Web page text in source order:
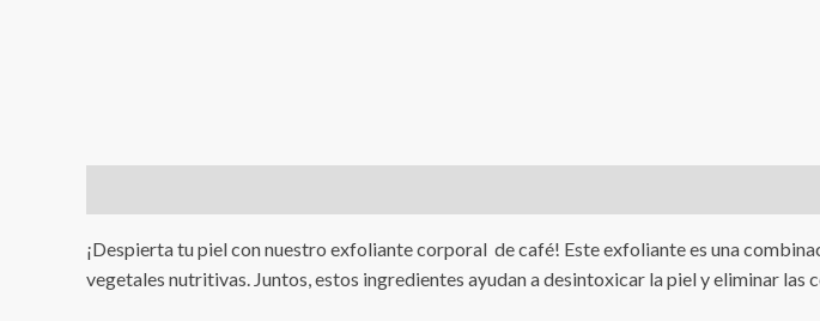
¡Despierta tu piel con nuestro exfoliante corporal de café! Este exfoliante es una
vegetales nutritivas. Juntos, estos ingredientes ayudan a desintoxicar la piel y eliminar las